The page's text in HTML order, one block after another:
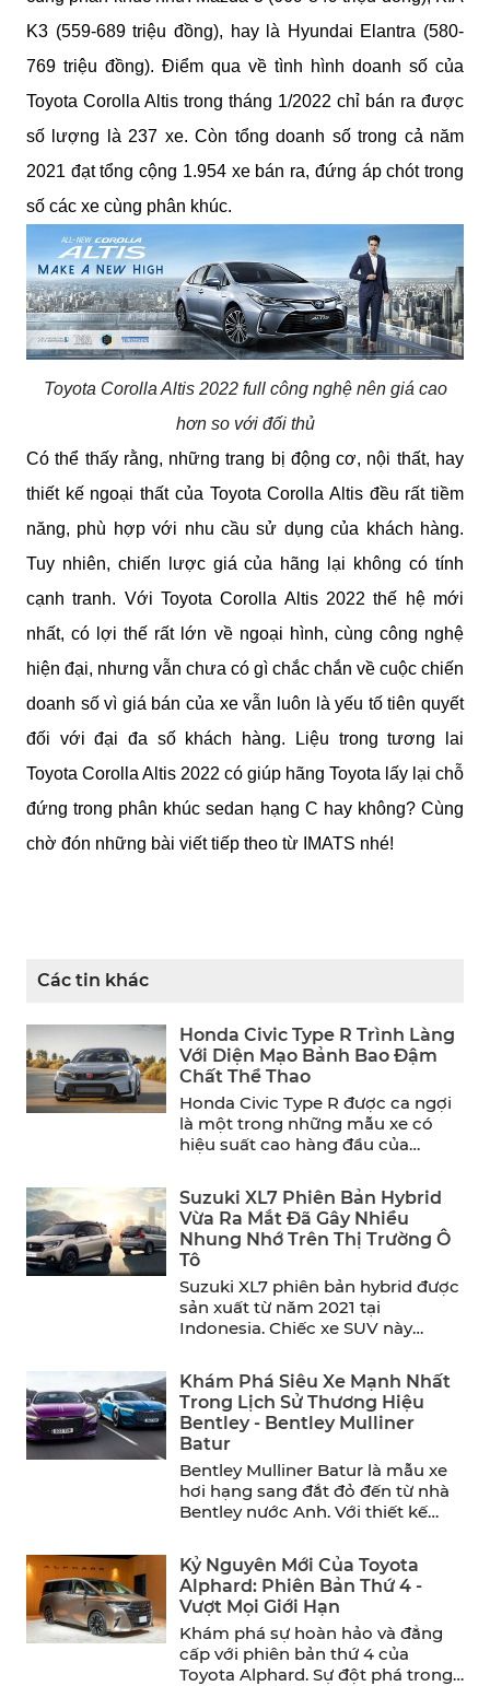
K3 (559-689 triệu đồng), hay là Hyundai Elantra (580-
769 triệu đồng). Điểm qua về tình hình doanh số của
Toyota Corolla Altis trong tháng 1/2022 chỉ bán ra được
số lượng là 237 xe. Còn tổng doanh số trong cả năm
2021 đạt tổng cộng 1.954 xe bán ra, đứng áp chót trong
số các xe cùng phân khúc.
Toyota Corolla Altis 2022 full công nghệ nên giá cao
hơn so với đối thủ
Có thể thấy rằng, những trang bị động cơ, nội thất, hay
thiết kế ngoại thất của Toyota Corolla Altis đều rất tiềm
năng, phù hợp với nhu cầu sử dụng của khách hàng.
Tuy nhiên, chiến lược giá của hãng lại không có tính
cạnh tranh. Với Toyota Corolla Altis 2022 thế hệ mới
nhất, có lợi thế rất lớn về ngoại hình, cùng công nghệ
hiện đại, nhưng vẫn chưa có gì chắc chắn về cuộc chiến
doanh số vì giá bán của xe vẫn luôn là yếu tố tiên quyết
đối với đại đa số khách hàng. Liệu trong tương lai
Toyota Corolla Altis 2022 có giúp hãng Toyota lấy lại chỗ
đứng trong phân khúc sedan hạng C hay không? Cùng
chờ đón những bài viết tiếp theo từ IMATS nhé!
Các tin khác
Honda Civic Type R Trình Làng
Với Diện Mạo Bảnh Bao Đậm
Chất Thể Thao
Honda Civic Type R được ca ngợi
là một trong những mẫu xe có
hiệu suất cao hàng đầu của
Suzuki XL7 Phiên Bản Hybrid
Vừa Ra Mắt Đã Gây Nhiều
Nhung Nhớ Trên Thị Trường Ô
Tô
Suzuki XL7 phiên bản hybrid được
sản xuất từ năm 2021 tại
Indonesia. Chiếc xe SUV này
Khám Phá Siêu Xe Mạnh Nhất
Trong Lịch Sử Thương Hiệu
Bentley - Bentley Mulliner
Batur
Bentley Mulliner Batur là mẫu xe
hơi hạng sang đắt đỏ đến từ nhà
Bentley nước Anh. Với thiết kế
Kỷ Nguyên Mới Của Toyota
Alphard: Phiên Bản Thứ 4 -
Vượt Mọi Giới Hạn
Khám phá sự hoàn hảo và đẳng
cấp với phiên bản thứ 4 của
Toyota Alphard. Sự đột phá trong